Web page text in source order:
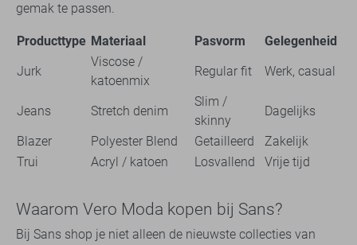
gemak te passen.
Producttype Materiaal Pasvorm
Gelegenheid
Jurk
Viscose /
katoenmix
Regular fit Werk, casual
Jeans Stretch denim
Slim /
skinny
Dagelijks
Blazer
Polyester Blend Getailleerd
Zakelijk
Trui
Acryl / katoen Losvallend Vrije tijd
Waarom Vero Moda kopen bij Sans?
Bij Sans shop je niet alleen de nieuwste collecties van